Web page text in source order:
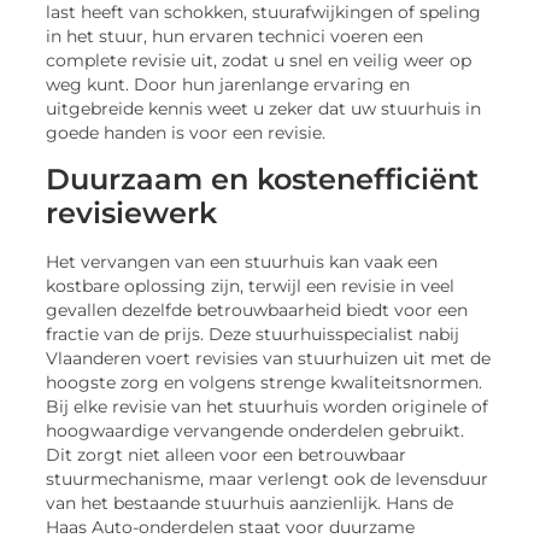
last heeft van schokken, stuurafwijkingen of speling
in het stuur, hun ervaren technici voeren een
complete revisie uit, zodat u snel en veilig weer op
weg kunt. Door hun jarenlange ervaring en
uitgebreide kennis weet u zeker dat uw stuurhuis in
goede handen is voor een revisie.
Duurzaam en kostenefficiënt
revisiewerk
Het vervangen van een stuurhuis kan vaak een
kostbare oplossing zijn, terwijl een revisie in veel
gevallen dezelfde betrouwbaarheid biedt voor een
fractie van de prijs. Deze stuurhuisspecialist nabij
Vlaanderen voert revisies van stuurhuizen uit met de
hoogste zorg en volgens strenge kwaliteitsnormen.
Bij elke revisie van het stuurhuis worden originele of
hoogwaardige vervangende onderdelen gebruikt.
Dit zorgt niet alleen voor een betrouwbaar
stuurmechanisme, maar verlengt ook de levensduur
van het bestaande stuurhuis aanzienlijk. Hans de
Haas Auto-onderdelen staat voor duurzame